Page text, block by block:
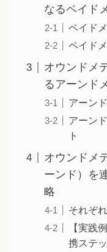
なるペイド
ペイド
ペイド
オウンドメ
るアーンド
アーン
アーン
ト
オウンドメ
ーンド）を
略
それぞ
【実践
携ステ